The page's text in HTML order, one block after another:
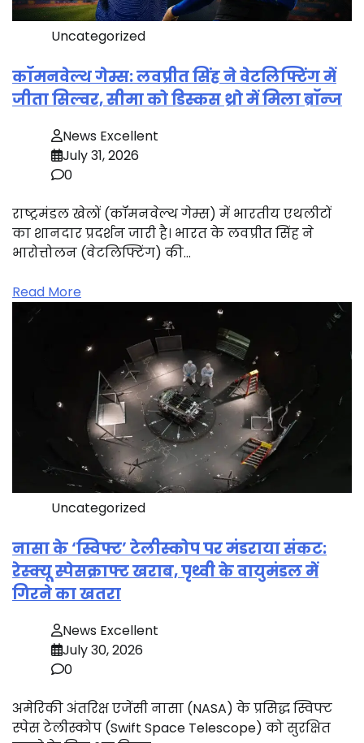
Uncategorized
कॉमनवेल्थ गेम्स: लवप्रीत सिंह ने वेटलिफ्टिंग में
जीता सिल्वर, सीमा को डिस्कस थ्रो में मिला ब्रॉन्ज
News Excellent
July 31, 2026
0
राष्ट्रमंडल खेलों (कॉमनवेल्थ गेम्स) में भारतीय एथलीटों
का शानदार प्रदर्शन जारी है। भारत के लवप्रीत सिंह ने
भारोत्तोलन (वेटलिफ्टिंग) की…
Read More
Uncategorized
नासा के ‘स्विफ्ट’ टेलीस्कोप पर मंडराया संकट:
रेस्क्यू स्पेसक्राफ्ट खराब, पृथ्वी के वायुमंडल में
गिरने का खतरा
News Excellent
July 30, 2026
0
अमेरिकी अंतरिक्ष एजेंसी नासा (NASA) के प्रसिद्ध स्विफ्ट
स्पेस टेलीस्कोप (Swift Space Telescope) को सुरक्षित